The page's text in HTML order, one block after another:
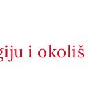
i okoliš